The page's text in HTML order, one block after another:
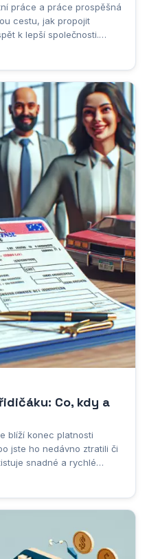
práce a práce prospěšná
cestu, jak propojit
k lepší společnosti.
aktivity, které
Co, kdy a
blíží konec platnosti
jste ho nedávno ztratili či
snadné a rychlé
platnosti řidičského